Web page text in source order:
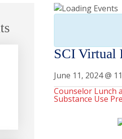
SCI Virtual
June 11, 2024 @
Counselor Lunch
Substance Use